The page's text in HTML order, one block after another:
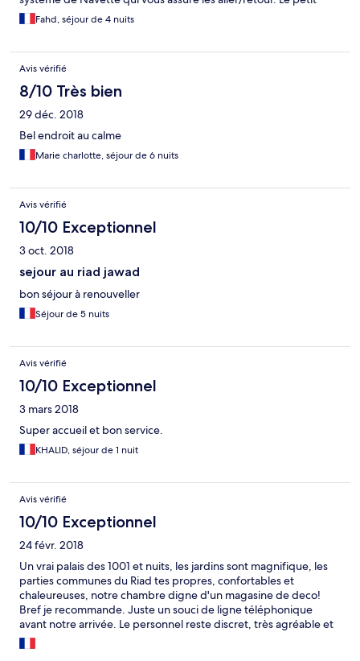
déjeuner est copieux, et la nourriture y est très bonne. Étant
lassé des hôtels bruyants du centre où des piscines à l’ombre, ici
Fahd, séjour de 4 nuits
Avis vérifié
8/10 Très bien
29 déc. 2018
Bel endroit au calme
Marie charlotte, séjour de 6 nuits
Avis vérifié
10/10 Exceptionnel
3 oct. 2018
sejour au riad jawad
bon séjour à renouveller
Séjour de 5 nuits
Avis vérifié
10/10 Exceptionnel
3 mars 2018
Super accueil et bon service.
KHALID, séjour de 1 nuit
Avis vérifié
10/10 Exceptionnel
24 févr. 2018
Un vrai palais des 1001 et nuits, les jardins sont magnifique, les
parties communes du Riad tes propres, confortables et
chaleureuses, notre chambre digne d'un magasine de deco!
Bref je recommande. Juste un souci de ligne téléphonique
avant notre arrivée. Le personnel reste discret, très agréable et
attentif. L'environnement extérieur n'est pas joli mais l'hôtel met
à disposition une navette gratuite pour aller dans la médina. Je